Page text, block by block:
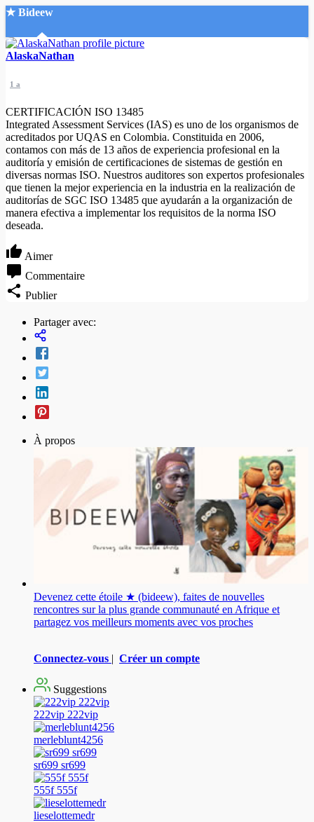
★ Bideew
Accueil
Recherche Avancée
Mon compte
Connexion
Créer un compte
Mode nuit
AlaskaNathan
1 a
CERTIFICACIÓN ISO 13485
Integrated Assessment Services (IAS) es uno de los organismos de
acreditados por UQAS en Colombia. Constituida en 2006,
contamos con más de 13 años de experiencia profesional en la
auditoría y emisión de certificaciones de sistemas de gestión en
diversas normas ISO. Nuestros auditores son expertos profesionales
que tienen la mejor experiencia en la industria en la realización de
auditorías de SGC ISO 13485 que ayudarán a la organización de
manera efectiva a implementar los requisitos de la norma ISO
deseada.
Aimer
Commentaire
Publier
Partager avec:
À propos
Devenez cette étoile ★ (bideew), faites de nouvelles
rencontres sur la plus grande communauté en Afrique et
partagez vos meilleurs moments avec vos proches
Connectez-vous | Créer un compte
Suggestions
222vip 222vip
merleblunt4256
sr699 sr699
555f 555f
lieselottemedr